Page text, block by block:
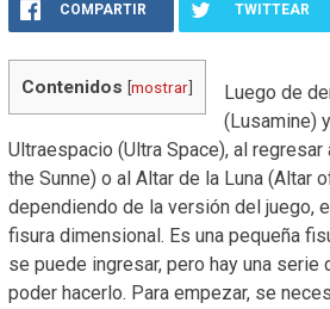
COMPARTIR TWITTEAR
Contenidos [mostrar]
Luego de
(Lusamine)
Ultraespacio (Ultra Space), al
the Sunne) o al Altar de la Luna (Altar
dependiendo de la versión del juego,
fisura dimensional. Es una pequeña
se puede ingresar, pero hay una serie
poder hacerlo. Para empezar, se